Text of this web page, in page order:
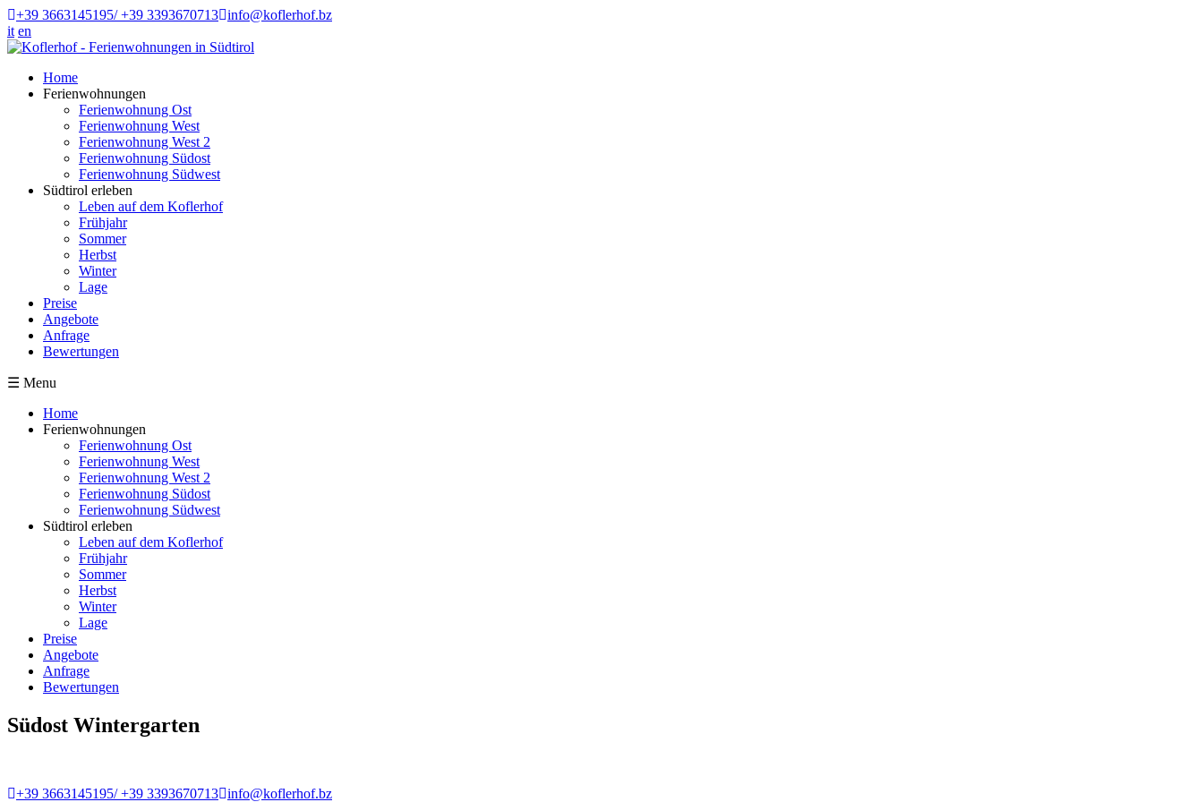
+39 3663145195/ +39 3393670713 info@koflerhof.bz
it en
Home
Ferienwohnungen
Ferienwohnung Ost
Ferienwohnung West
Ferienwohnung West 2
Ferienwohnung Südost
Ferienwohnung Südwest
Südtirol erleben
Leben auf dem Koflerhof
Frühjahr
Sommer
Herbst
Winter
Lage
Preise
Angebote
Anfrage
Bewertungen
☰ Menu
Home
Ferienwohnungen
Ferienwohnung Ost
Ferienwohnung West
Ferienwohnung West 2
Ferienwohnung Südost
Ferienwohnung Südwest
Südtirol erleben
Leben auf dem Koflerhof
Frühjahr
Sommer
Herbst
Winter
Lage
Preise
Angebote
Anfrage
Bewertungen
Südost Wintergarten
+39 3663145195/ +39 3393670713 info@koflerhof.bz